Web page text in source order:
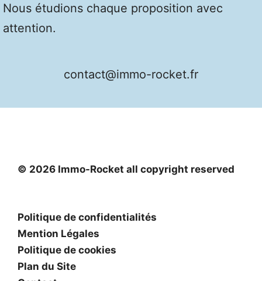
Nous étudions chaque proposition avec
attention.
contact@immo-rocket.fr
© 2026 Immo-Rocket all copyright reserved
Politique de confidentialités
Mention Légales
Politique de cookies
Plan du Site